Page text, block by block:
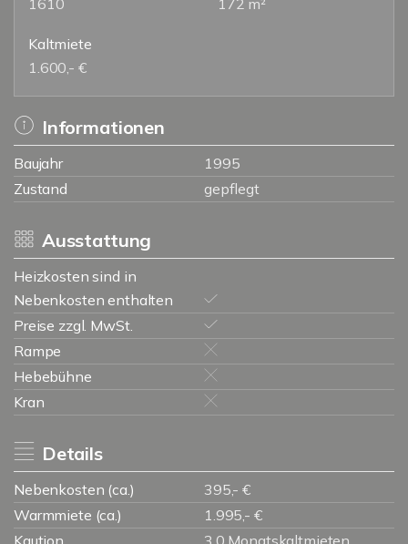
1610
172 m²
Kaltmiete
1.600,- €
Informationen
Baujahr
1995
Zustand
gepflegt
Ausstattung
Heizkosten sind in
Nebenkosten enthalten
Preise zzgl. MwSt.
Rampe
Hebebühne
Kran
Details
Nebenkosten (ca.)
395,- €
Warmmiete (ca.)
1.995,- €
Kaution
3,0 Monatskaltmieten